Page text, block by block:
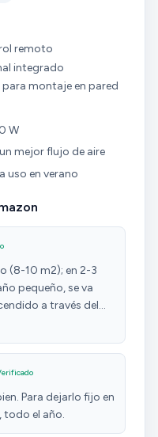
remoto
integrado
montaje en pared
W
mejor flujo de aire
uso en verano
(8-10 m2); en 2-3
pequeño, se va
a través del
la humedad para
para su
vertical. Diseño
con aspecto
y, luces y panel
Para dejarlo fijo en
todo el año.